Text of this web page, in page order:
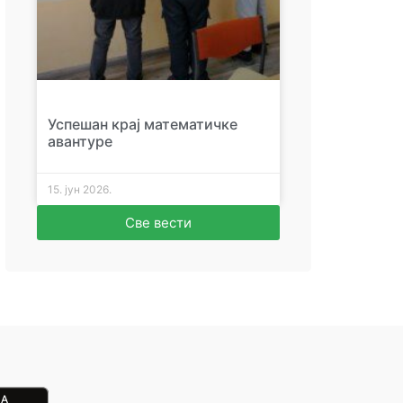
Успешан крај математичке
авантуре
15. јун 2026.
Све вести